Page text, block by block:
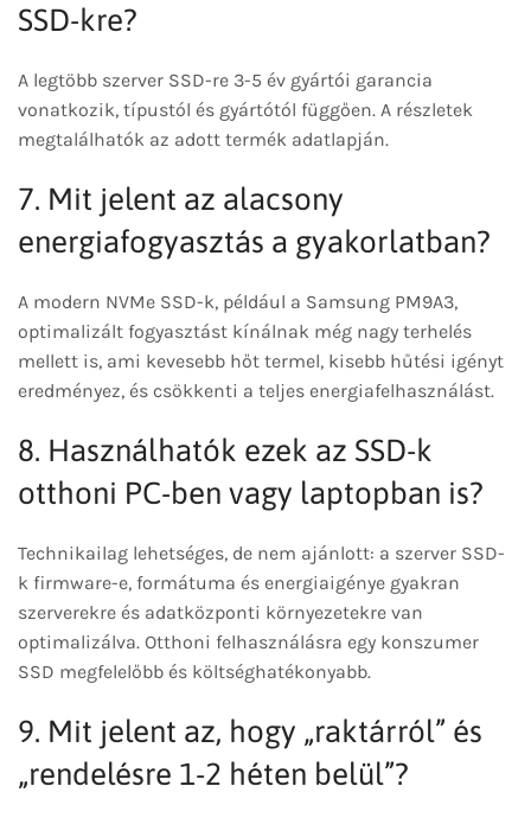
SSD-kre?
A legtöbb szerver SSD-re 3-5 év gyártói garancia
vonatkozik, típustól és gyártótól függően. A részletek
megtalálhatók az adott termék adatlapján.
7. Mit jelent az alacsony
energiafogyasztás a gyakorlatban?
A modern NVMe SSD-k, például a Samsung PM9A3,
optimalizált fogyasztást kínálnak még nagy terhelés
mellett is, ami kevesebb hőt termel, kisebb hűtési igényt
eredményez, és csökkenti a teljes energiafelhasználást.
8. Használhatók ezek az SSD-k
otthoni PC-ben vagy laptopban is?
Technikailag lehetséges, de nem ajánlott: a szerver SSD-
k firmware-e, formátuma és energiaigénye gyakran
szerverekre és adatközponti környezetekre van
optimalizálva. Otthoni felhasználásra egy konszumer
SSD megfelelőbb és költséghatékonyabb.
9. Mit jelent az, hogy „raktárról” és
„rendelésre 1-2 héten belül”?